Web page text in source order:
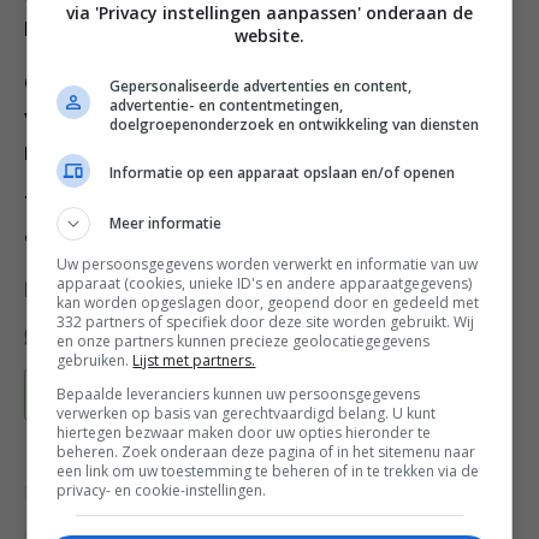
6. Haal uit de oven, laat afkoelen en haal de stol uit de
vorm . Bestrijk met gesmolten boter en bestrooi met
poedersuiker.
TIP
Als je de stol en dag of twee voor gebruik maakt
dan smaakt hij nóg lekkerder.
Deel dit recept
Bewaar recept
Bakken Bakrecepten
via 'Privacy instellingen aanpassen' onderaan de
website.
Gepersonaliseerde advertenties en content,
advertentie- en contentmetingen,
doelgroepenonderzoek en ontwikkeling van diensten
Informatie op een apparaat opslaan en/of openen
Meer informatie
Uw persoonsgegevens worden verwerkt en informatie van uw
apparaat (cookies, unieke ID's en andere apparaatgegevens)
kan worden opgeslagen door, geopend door en gedeeld met
332 partners of specifiek door deze site worden gebruikt. Wij
en onze partners kunnen precieze geolocatiegegevens
gebruiken. Lijst met partners.
Bepaalde leveranciers kunnen uw persoonsgegevens
verwerken op basis van gerechtvaardigd belang. U kunt
hiertegen bezwaar maken door uw opties hieronder te
beheren. Zoek onderaan deze pagina of in het sitemenu naar
een link om uw toestemming te beheren of in te trekken via de
privacy- en cookie-instellingen.